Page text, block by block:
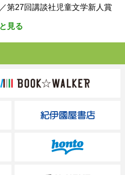
第27回講談社児童文学新人賞
見る